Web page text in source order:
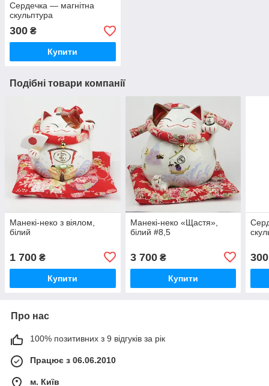
Сердечка — магнітна
скульптура
300 ₴
Купити
Подібні товари компанії
Манекі-неко з віялом,
білий
1 700 ₴
Купити
Манекі-неко «Щастя»,
білий #8,5
3 700₴
Купити
300
Про нас
100% позитивних з 9 відгуків за рік
Працює з 06.06.2010
м. Київ